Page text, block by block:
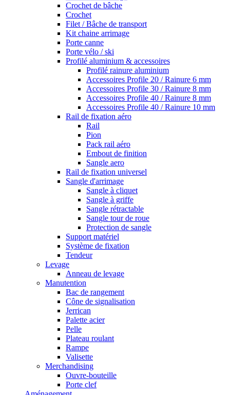
Crochet de bâche
Crochet
Filet / Bâche de transport
Kit chaine arrimage
Porte canne
Porte vélo / ski
Profilé aluminium & accessoires
Profilé rainure aluminium
Accessoires Profile 20 / Rainure 6 mm
Accessoires Profile 30 / Rainure 8 mm
Accessoires Profile 40 / Rainure 8 mm
Accessoires Profile 40 / Rainure 10 mm
Rail de fixation aéro
Rail
Pion
Pack rail aéro
Embout de finition
Sangle aero
Rail de fixation universel
Sangle d'arrimage
Sangle à cliquet
Sangle à griffe
Sangle rétractable
Sangle tour de roue
Protection de sangle
Support matériel
Système de fixation
Tendeur
Levage
Anneau de levage
Manutention
Bac de rangement
Cône de signalisation
Jerrican
Palette acier
Pelle
Plateau roulant
Rampe
Valisette
Merchandising
Ouvre-bouteille
Porte clef